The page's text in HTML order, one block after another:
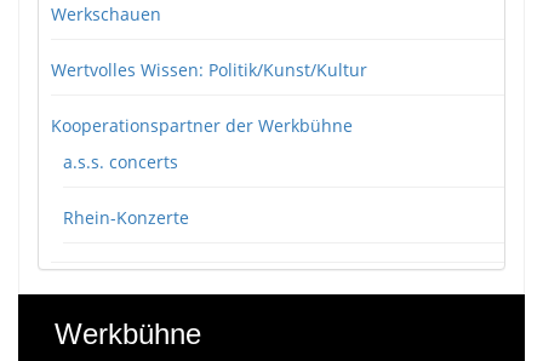
Werkschauen
Wertvolles Wissen: Politik/Kunst/Kultur
Kooperationspartner der Werkbühne
a.s.s. concerts
Rhein-Konzerte
Werkbühne